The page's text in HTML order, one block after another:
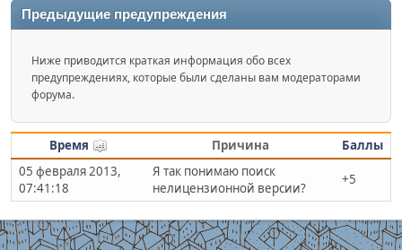
Предыдущие предупреждения
Ниже приводится краткая информация обо всех
предупреждениях, которые были сделаны вам модераторами
форума.
Время Причина
Баллы
05 февраля 2013,
07:41:18
Я так понимаю поиск
нелицензионной версии?
+5